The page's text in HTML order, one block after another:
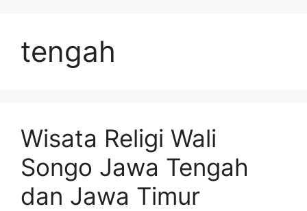
tengah
Wisata Religi Wali
Songo Jawa Tengah
dan Jawa Timur